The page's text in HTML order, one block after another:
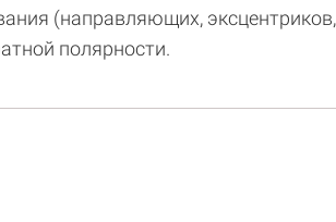
(направляющих,
полярности.